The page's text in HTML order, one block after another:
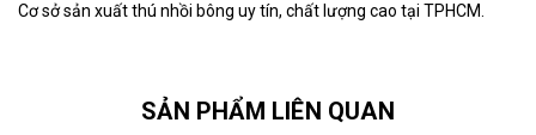
Cơ sở sản xuất thú nhồi bông uy tín, chất lượng cao tại TPHCM.
SẢN PHẨM LIÊN QUAN